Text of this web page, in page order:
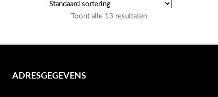
Toont alle 13 resultaten
ADRESGEGEVENS